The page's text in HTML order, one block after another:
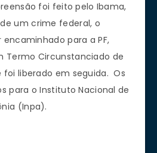
foi feito pelo Ibama,
um crime federal, o
para a PF,
Termo Circunstanciado de
liberado em seguida. Os
para o Instituto Nacional de
(Inpa).